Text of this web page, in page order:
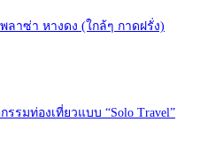
าซ่า หางดง (ใกล้ๆ กาดฝรั่ง)
รรมท่องเที่ยวแบบ “Solo Travel”